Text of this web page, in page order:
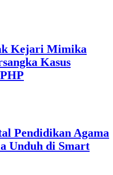
Kejari Mimika
Kasus
Pendidikan Agama
Unduh di Smart